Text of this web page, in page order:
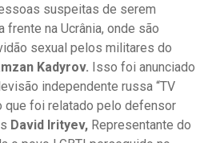
suspeitas de serem
frente na Ucrânia, onde são
sexual pelos militares do
Kadyrov. Isso foi anunciado
independente russa “TV
que foi relatado pelo defensor
David Irityev, Representante do